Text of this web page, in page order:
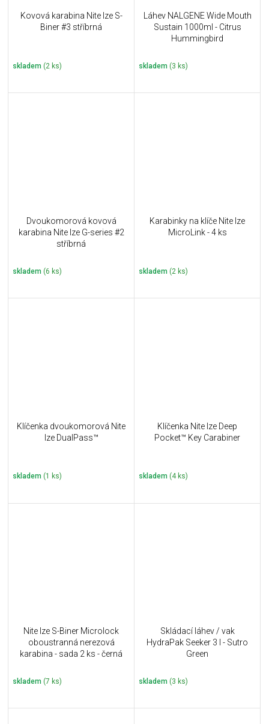
Kovová karabina Nite Ize S-
Biner #3 stříbrná
skladem (2 ks)
Láhev NALGENE Wide Mouth
Sustain 1000ml - Citrus
Hummingbird
skladem (3 ks)
Dvoukomorová kovová
karabina Nite Ize G-series #2
stříbrná
skladem (6 ks)
Karabinky na klíče Nite Ize
MicroLink - 4 ks
skladem (2 ks)
Klíčenka dvoukomorová Nite
Ize DualPass™
skladem (1 ks)
Klíčenka Nite Ize Deep
Pocket™ Key Carabiner
skladem (4 ks)
Nite Ize S-Biner Microlock
oboustranná nerezová
karabina - sada 2 ks - černá
skladem (7 ks)
Skládací láhev / vak
HydraPak Seeker 3 l - Sutro
Green
skladem (3 ks)